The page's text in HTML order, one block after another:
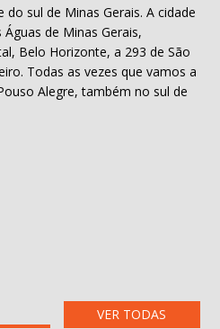
sul de Minas Gerais. A cidade
de Minas Gerais,
Belo Horizonte, a 293 de São
Todas as vezes que vamos a
Alegre, também no sul de
VER TODAS